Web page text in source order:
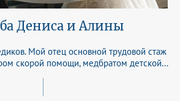
Дениса и Алины
Мой отец основной трудовой стаж
скорой помощи, медбратом детской...